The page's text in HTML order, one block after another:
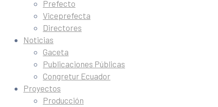
Prefecto
Viceprefecta
Directores
Noticias
Gaceta
Publicaciones Públicas
Congretur Ecuador
Proyectos
Producción